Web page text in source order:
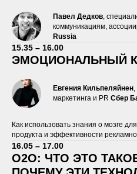
Павел Дедков ,
коммуникациям,
Russia
15.35 – 16.00
ЭМОЦИОНАЛЬНЫЙ
Евгения Кильпеляйнен
маркетинга и PR Сбер
Как использовать знания о мозге
продукта и эффективности
16.05 – 17.00
О2О: ЧТО ЭТО